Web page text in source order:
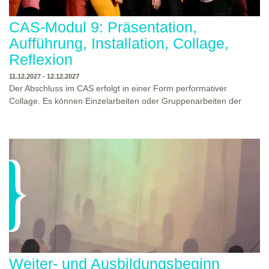
CAS-Modul 9: Präsentation,
Aufführung, Installation, Collage,
Reflexion
11.12.2027 - 12.12.2027
Der Abschluss im CAS erfolgt in einer Form performativer
Collage. Es können Einzelarbeiten oder Gruppenarbeiten der
Ausbildungsprogramm zu erleben. Die Studierenden des
oder Präsentation. Wir freuen uns über Begegnungen und
WO?
Weiter- und Ausbildungsbeginn